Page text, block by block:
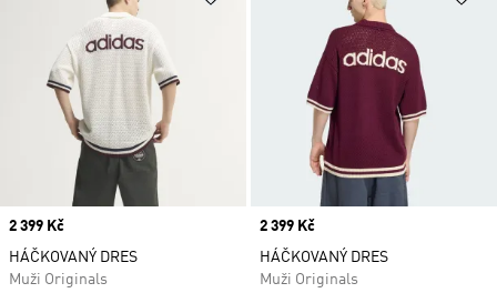
Price
2 399 Kč
HÁČKOVANÝ DRES
Muži Originals
Price
2 399 Kč
HÁČKOVANÝ DRES
Muži Originals